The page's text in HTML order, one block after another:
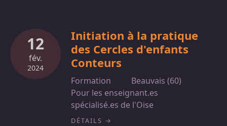
12
fév.
2024
Initiation à la pratique
des Cercles d'enfants
Conteurs
Formation
Beauvais (60)
Pour les enseignant.es
spécialisé.es de l'Oise
DÉTAILS